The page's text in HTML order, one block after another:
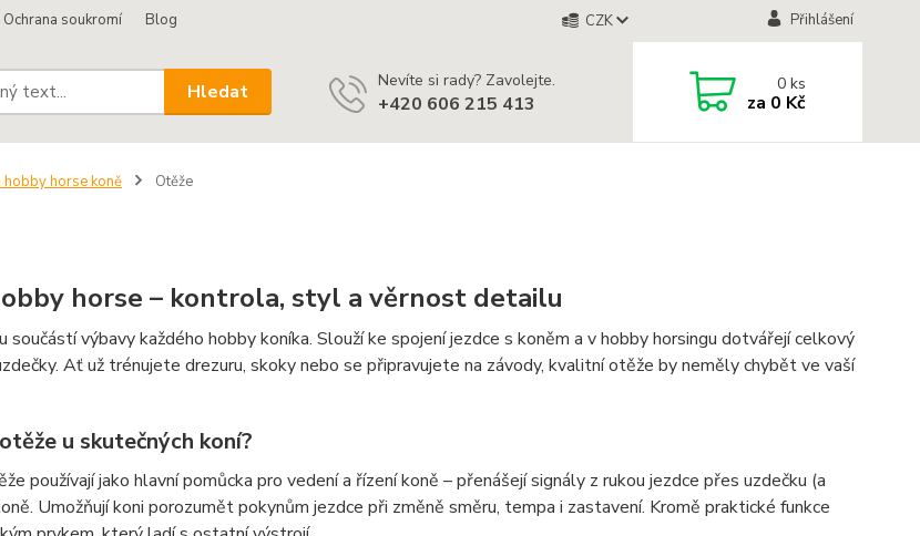
Ochrana soukromí Blog CZK Přihlášení
Hledat Nevíte si rady? Zavolejte.
+420 606 215 413
0ks
za 0 Kč
horse koně Otěže
horse – kontrola, styl a věrnost detailu
součástí výbavy každého hobby koníka. Slouží ke spojení jezdce s koněm a v hobby horsingu dotvářejí celkový
Ať už trénujete drezuru, skoky nebo se připravujete na závody, kvalitní otěže by neměly chybět ve vaší
u skutečných koní?
používají jako hlavní pomůcka pro vedení a řízení koně – přenášejí signály z rukou jezdce přes uzdečku (a
Umožňují koni porozumět pokynům jezdce při změně směru, tempa i zastavení. Kromě praktické funkce